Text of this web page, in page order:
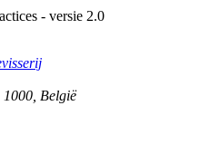
- versie 2.0
1000 België